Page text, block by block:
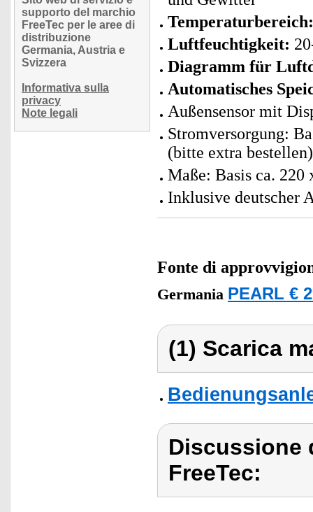
supporto del marchio
FreeTec per le aree di
distribuzione
Germania, Austria e
Svizzera
Informativa sulla
privacy
Note legali
Temperaturbereich:
Luftfeuchtigkeit:
Diagramm für
Automatisches
Außensensor mit
Stromversorgung:
(bitte extra bestellen)
Maße: Basis ca. 220
Inklusive deutscher
Fonte di
Germania PEARL €
(1) Scarica
Discussione
FreeTec: